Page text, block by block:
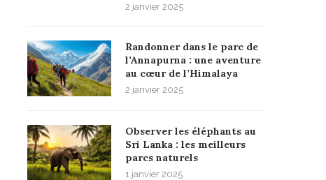
2 janvier 2025
Randonner dans le parc de
l’Annapurna : une aventure
au cœur de l’Himalaya
2 janvier 2025
Observer les éléphants au
Sri Lanka : les meilleurs
parcs naturels
1 janvier 2025